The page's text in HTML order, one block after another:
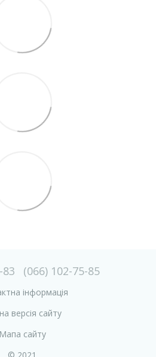
83 (066) 102-75-85
інформація
версія сайту
Мапа сайту